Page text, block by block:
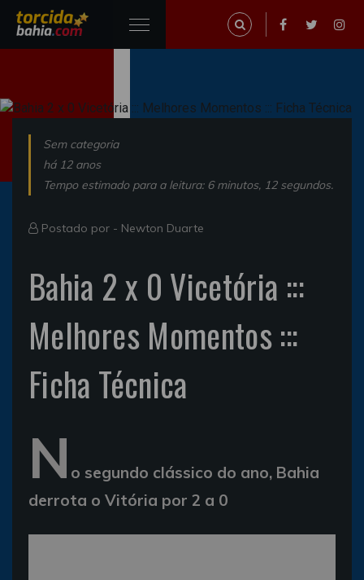
Sem categoria
há 12 anos
Tempo estimado para a leitura: 6 minutos, 12 segundos.
Postado por - Newton Duarte
Bahia 2 x 0 Vicetória :::
Melhores Momentos :::
Ficha Técnica
N o segundo clássico do ano, Bahia
derrota o Vitória por 2 a 0